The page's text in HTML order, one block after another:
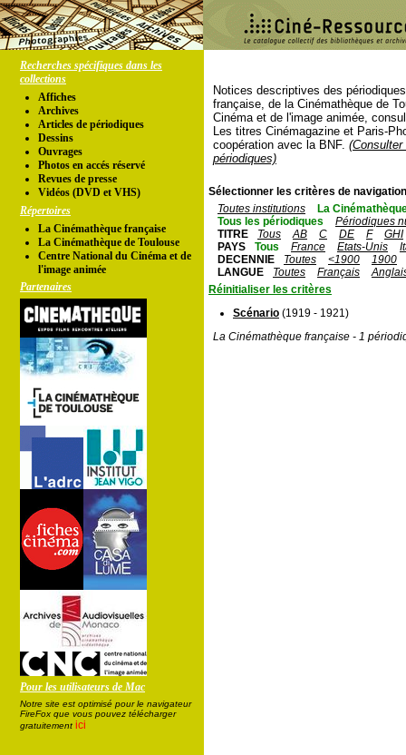
Recherches spécifiques dans les
collections
Affiches
Archives
Articles de périodiques
Dessins
Ouvrages
Photos en accés réservé
Revues de presse
Vidéos (DVD et VHS)
Répertoires
La Cinémathèque française
La Cinémathèque de Toulouse
Centre National du Cinéma et de
l'image animée
Partenaires
Pour les utilisateurs de Mac
Notre site est optimisé pour le navigateur
FireFox que vous pouvez télécharger
gratuitement ici
Notices descriptives des
française, de la Cinémathèque de
Cinéma et de l'image animée,
Les titres Cinémagazine et Paris-
coopération avec la BNF.
périodiques)
Sélectionner les critères de
Toutes institutions
La
Tous les périodiques
Périodiques
TITRE
Tous AB C DE F
GHI
PAYS
Tous France Etats-Unis
DECENNIE
Toutes <1900
1900
LANGUE
Toutes Français
Réinitialiser les critères
Scénario (1919 - 1921)
La Cinémathèque française - 1